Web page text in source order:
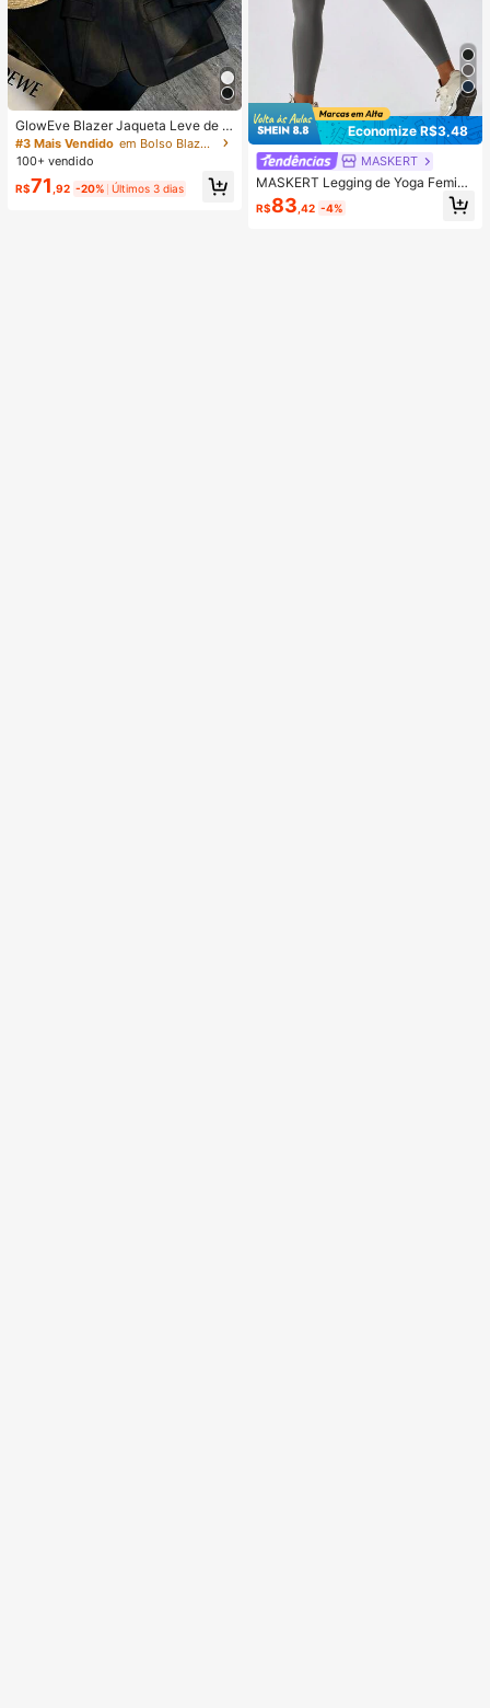
GlowEve Blazer Jaqueta Leve de T
ule Transparente Feminina, Adequa
da para Primavera/Verão, Uso Diári
#3 Mais Vendido
em Bolso Blazers Femininos Leves
100+ vendido
R$71 ,92 -20% Últimos 3 dias
Economize R$3,48
MASKERT
MASKERT Legging de Yoga Femini
na Cintura Alta, Calça Esportiva de
Treino, Academia, Fitness, Corrida,
R$83 ,42 -4%